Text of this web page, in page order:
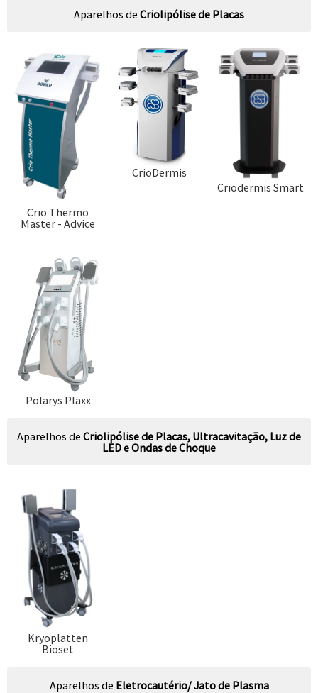
Aparelhos de Criolipólise de Placas
Crio Thermo
Master - Advice
CrioDermis
Criodermis Smart
Polarys Plaxx
Aparelhos de Criolipólise de Placas, Ultracavitação, Luz de
LED e Ondas de Choque
Kryoplatten
Bioset
Aparelhos de Eletrocautério/ Jato de Plasma